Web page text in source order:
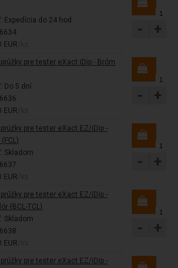
Expedícia do 24 hod.
EUR
- +
pre tester eXact iDip - Bróm
Do 5 dní
EUR
- +
pre tester eXact EZ/iDip -
Skladom
EUR
- +
pre tester eXact EZ/iDip -
(BCL-TCL)
Skladom
EUR
- +
pre tester eXact EZ/iDip -